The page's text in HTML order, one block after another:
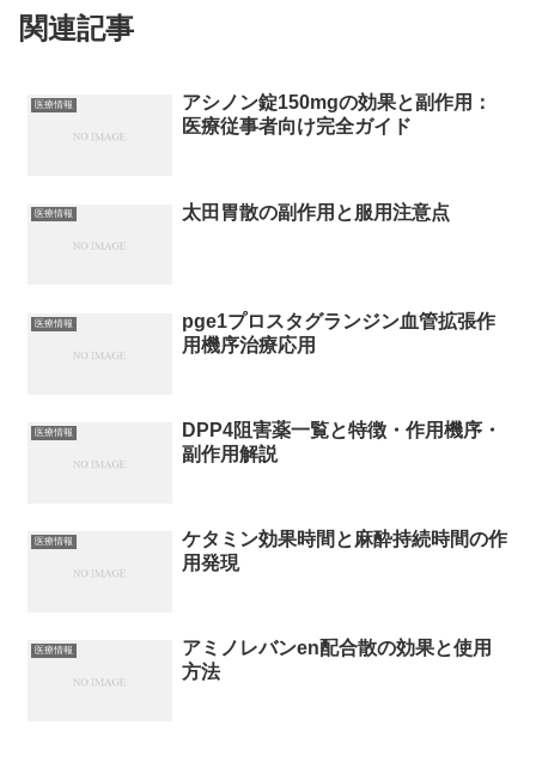
関連記事
医療情報
アシノン錠150mgの効果と副作用：
医療従事者向け完全ガイド
医療情報 太田胃散の副作用と服用注意点
医療情報
pge1プロスタグランジン血管拡張作
用機序治療応用
医療情報
DPP4阻害薬一覧と特徴・作用機序・
副作用解説
医療情報
ケタミン効果時間と麻酔持続時間の作
用発現
医療情報
アミノレバンen配合散の効果と使用
方法